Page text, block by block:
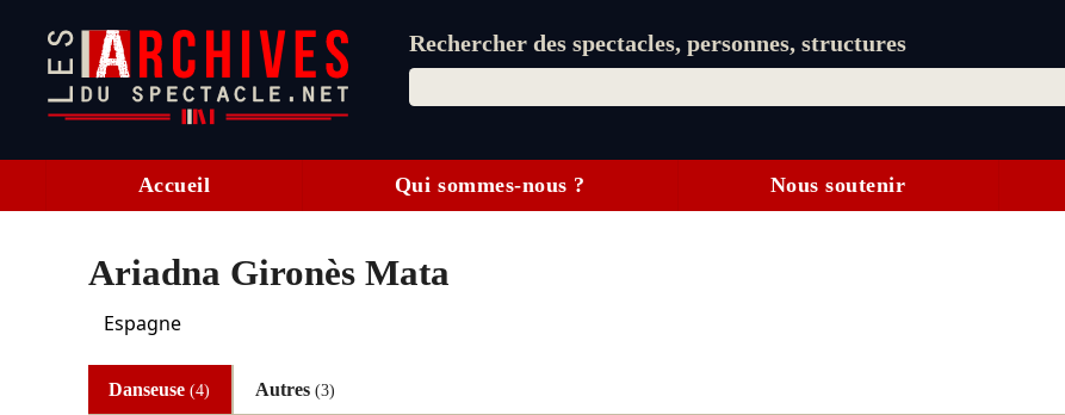
Rechercher des spectacles, personnes, structures
Accueil Qui sommes-nous ? Nous soutenir
Ariadna Gironès Mata
Espagne
Danseuse(4) Autres (3)